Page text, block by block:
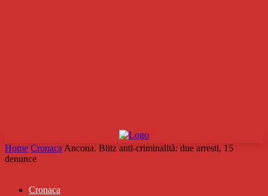
Home Cronaca Ancona. Blitz anti-criminalità: due arresti, 15
denunce
Cronaca